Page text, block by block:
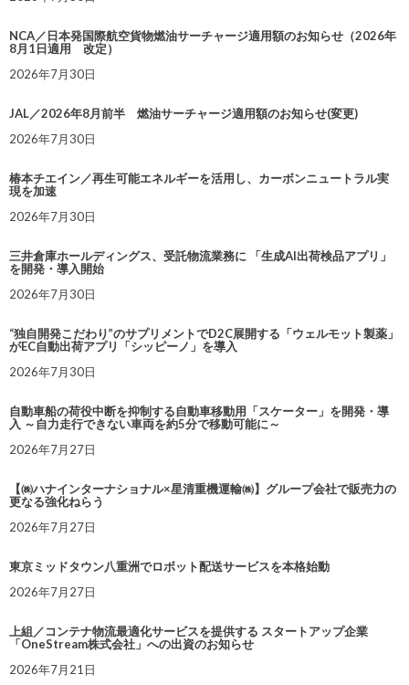
NCA／日本発国際航空貨物燃油サーチャージ適用額のお知らせ（2026年
8月1日適用 改定）
2026年7月30日
JAL／2026年8月前半 燃油サーチャージ適用額のお知らせ(変更)
2026年7月30日
椿本チエイン／再生可能エネルギーを活用し、カーボンニュートラル実
現を加速
2026年7月30日
三井倉庫ホールディングス、受託物流業務に 「生成AI出荷検品アプリ」
を開発・導入開始
2026年7月30日
“独自開発こだわり”のサプリメントでD2C展開する「ウェルモット製薬」
がEC自動出荷アプリ「シッピーノ」を導入
2026年7月30日
自動車船の荷役中断を抑制する自動車移動用「スケーター」を開発・導
入 ～自力走行できない車両を約5分で移動可能に～
2026年7月27日
【㈱ハナインターナショナル×星清重機運輸㈱】グループ会社で販売力の
更なる強化ねらう
2026年7月27日
東京ミッドタウン八重洲でロボット配送サービスを本格始動
2026年7月27日
上組／コンテナ物流最適化サービスを提供する スタートアップ企業
「OneStream株式会社」への出資のお知らせ
2026年7月21日